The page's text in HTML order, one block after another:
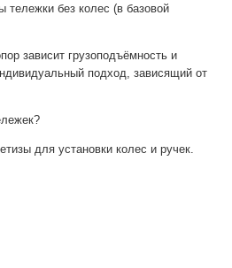
тележки без колес (в базовой
зависит грузоподъёмность и
подход, зависящий от
для установки колес и ручек.